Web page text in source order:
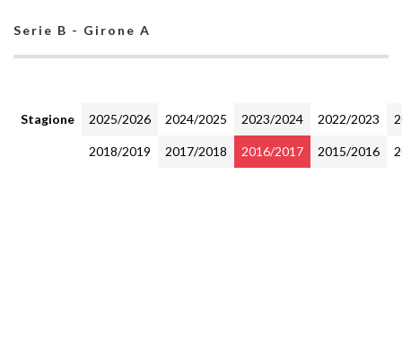
Serie B - Girone A
Stagione 2025/2026 2024/2025 2023/2024 2022/2023
2018/2019 2017/2018 2016/2017 2015/2016